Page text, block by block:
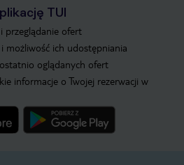
TUI
przeglądanie ofert
możliwość ich udostępniania
oglądanych ofert
informacje o Twojej rezerwacji w